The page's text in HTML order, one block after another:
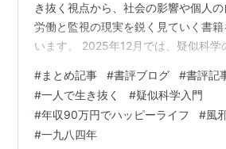
き抜く視点から、社会の影響や個人の
労働と監視の現実を鋭く見ていく書
います。 2025年12月では、疑似科学
味方にしていく知識、現代に通じる
典、監視社会のディストピアが現実味
実を直面する5冊を読みました。 ど
容、これってありなのと思わず声に出
#まとめ記事 #書評ブログ #書評記
#一人で生き抜く #疑似科学入門
#年収90万円でハッピーライフ #風
#一九八四年